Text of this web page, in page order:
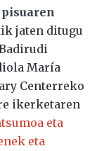
jaten ditugu
María
Centerreko
ikerketaren
eta
eta